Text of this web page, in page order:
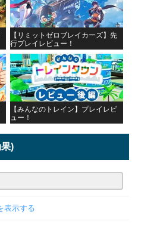
【リミットゼロブレイカーズ】先
行プレイレビュー！
【みんなのトレイン】プレイレビ
ュー！
)
表示する